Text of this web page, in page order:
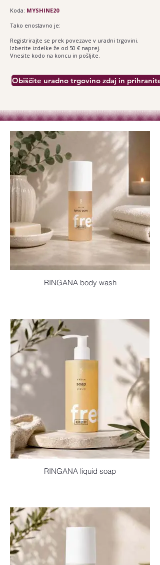
Koda: MYSHINE20
Tako enostavno je:
Registrirajte se prek povezave v uradni trgovini.
Izberite izdelke že od 50 € naprej.
Vnesite kodo na koncu in pošljite.
Obiščite uradno trgovino zdaj in prihranite.
RINGANA body wash
RINGANA liquid soap